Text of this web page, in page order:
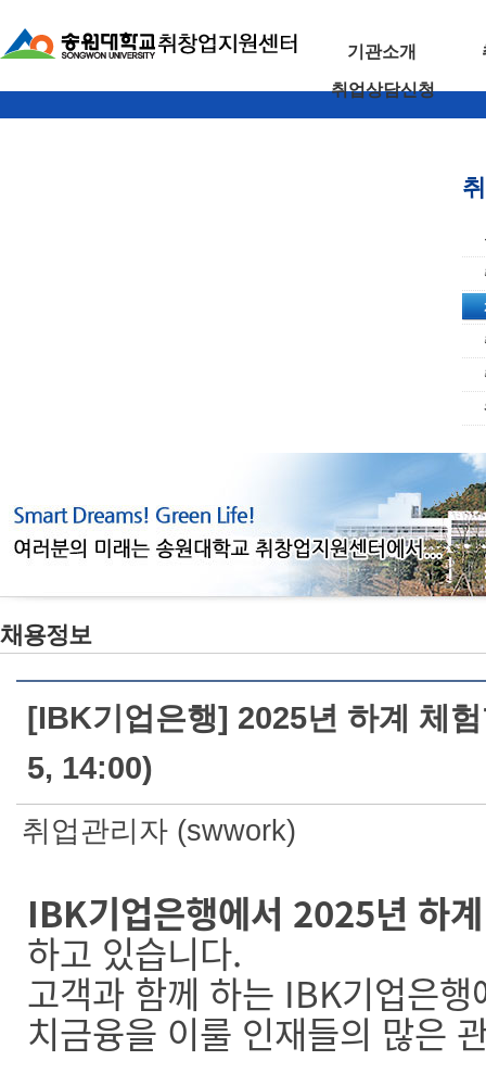
기관소개
취업상담신청
채용정보
[IBK기업은행] 2025년 하계 체
5, 14:00)
취업관리자 (swwork)
IBK기업은행에서 2025년 하
하고 있습니다.
고객과 함께 하는 IBK기업은
치금융을 이룰 인재들의 많은